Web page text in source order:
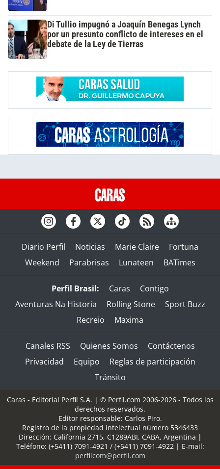
Di Tullio impugnó a Joaquín Benegas Lynch
por un presunto conflicto de intereses en el
debate de la Ley de Tierras
Diario Perfil Noticias Marie Claire
Fortuna
Weekend
Parabrisas Lunateen BATimes
Perfil Brasil: Caras
Contigo
Aventuras Na Historia
Rolling Stone
Sport Buzz
Recreio
Maxima
Canales RSS Quienes Somos
Contáctenos
Privacidad
Equipo
Reglas de participación
Tránsito
Caras - Editorial Perfil S.A. | © Perfil.com 2006-2026 - Todos los
derechos reservados.
Editor responsable: Carlos Piro.
Registro de la propiedad intelectual número 5346433
Dirección: California 2715, C1289ABI, CABA, Argentina |
Teléfono: (+5411) 7091-4921 / (+5411) 7091-4922| E-mail:
perfilcom@perfil.com